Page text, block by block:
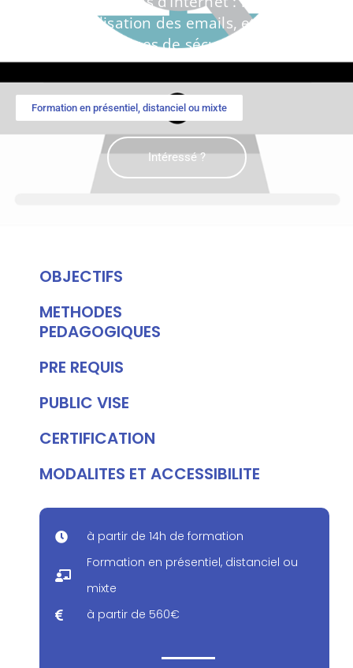
en ligne, l’utilisation des emails, et les
meilleures pratiques de sécurité sur le web
Formation en présentiel, distanciel ou mixte
Intéressé ?
OBJECTIFS
METHODES
PEDAGOGIQUES
PRE REQUIS
PUBLIC VISE
CERTIFICATION
MODALITES ET ACCESSIBILITE
à partir de 14h de formation
Formation en présentiel, distanciel ou
mixte
à partir de 560€